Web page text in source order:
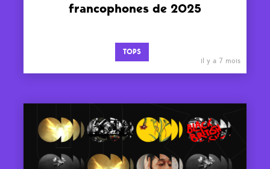
francophones de 2025
TOPS
il y a 7 mois